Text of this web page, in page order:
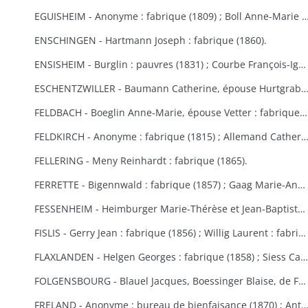
EGUISHEIM - Anonyme : fabrique (1809) ; Boll Anne-Marie : bureau de bienfaisance (1829) ; Brucker François Joseph : fabrique (1846) ; Burglin François Xavier : fabrique (1831) ; Hertzog, de Logelbach, Wehrlé Antoine : hospice (1863) ; Ludwig Jean : fabrique (1829) ; Meyer Véronique : fabrique (1809) ; Raffat Ignace : bureau de bienfaisance (fondation Boll, 1862) ; Schultz Anne-Marie : fabrique (1823) ; Strub Elisabeth : fabrique (1824).
ENSCHINGEN - Hartmann Joseph : fabrique (1860).
ENSISHEIM - Burglin : pauvres (1831) ; Courbe François-Ignace : pauvres (1834) ; Goeb Thérèse : fabrique (1870) ; Hobig Joseph, Roth Catherine : fabrique (1832) ; Kaistling Françoise : fabrique (1820) ; Krafft Charles : fabrique (1861) ; Mordilliat Marguerite : fabrique (1835) ; Mutz Anne-Marie : fabrique et pauvres (1833) ; Rumbach Catherine, épouse Schmitt : fabrique (1836) ; Zeller Thérèse : bureau de bienfaisance (1848).
ESCHENTZWILLER - Baumann Catherine, épouse Hurtgraber : fabrique (1849) ; Butsch Henri, Sibus Françoise : fabrique (1855) ; Ernst Jean-Baptiste : fabrique (1853) ; Jeltsch Pancrace : bureau de bienfaisance (1865) ; Rieter Jean-Baptiste : pauvres (1842) ; Wolff Agathe, épouse Reng : fabrique (1840).
FELDBACH - Boeglin Anne-Marie, épouse Vetter : fabrique et pauvres (1850-1853).
FELDKIRCH - Anonyme : fabrique (1815) ; Allemand Catherine : fabrique (1840) ; Friess Marie-Anne : fabrique de Bollwiller et Feldkirch (1825) (voir aussi Bollwiller) ; Geiller Apolline, épouse Riber : fabrique (1847) ; Neff Etienne, Michel Madeleine, épouse Martin, de Bollwiller : fabrique (1834) ; Pfulb François-Joseph : fabriques de Feldkirch et Bollwiller (1819) ; Pfulb Rémi, de Bollwiller : fabrique (1835-1846) ; épouse Pfulb Richard, Mayer Catherine, épouse Zagula, Strieh Elisabeth, épouse Fries : fabrique (1838) ; Strub Rémi, père, Durwell Jean-Adam : fabrique (1834) ; Willemann Marie-Anne, épouse Riber : fabrique (1839).
FELLERING - Meny Reinhardt : fabrique (1865).
FERRETTE - Bigennwald : fabrique (1857) ; Gaag Marie-Anne : bureau de bienfaisance et fabrique de Traubach-le-Haut (1869-1870) ; Gerbaulet Guillaume : bureau de bienfaisance et commune (1845-1858) ; Koechlin André : bureau de bienfaisance (1847) ; Schirmer, de Colmar : bureau de bienfaisance (1847).
FESSENHEIM - Heimburger Marie-Thérèse et Jean-Baptiste : fabrique (1862-1868) ; Schönauer Jacques : fabrique (1845).
FISLIS - Gerry Jean : fabrique (1856) ; Willig Laurent : fabrique (1853).
FLAXLANDEN - Helgen Georges : fabrique (1858) ; Siess Catherine, épouse Meyer : fabrique (1846) ; Steib Catherine, épouse Helgen : fabrique (1854) ; Steib Elisabeth, épouse Sies : fabrique (1851).
FOLGENSBOURG - Blauel Jacques, Boessinger Blaise, de Folgensbourg, Linder Anne-Marie, épouse Duringer, Moser, de Hagenthal-le-Haut, Runser Jacques, Runser Simon, héritiers Studer Philippe, Thannberger de Blotzheim : fabrique (1834-1839) ; Wicky Marie-Anne : commune (1865).
FRELAND - Anonyme : bureau de bienfaisance (1870) ; Antoine Jean-Nicolas : bureau de bienfaisance (1862) ; Bertrand Catherine : commune, fabrique et école (1823) ; Bertrand Marie-Catherine : fabrique (1853) ; Herqué Antoine : bureau de bienfaisance (1856).